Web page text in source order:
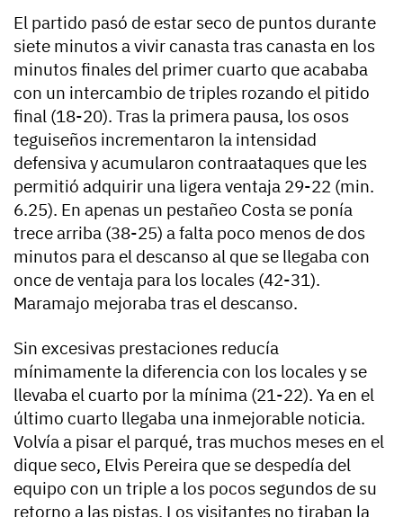
El partido pasó de estar seco de puntos durante
siete minutos a vivir canasta tras canasta en los
minutos finales del primer cuarto que acababa
con un intercambio de triples rozando el pitido
final (18-20). Tras la primera pausa, los osos
teguiseños incrementaron la intensidad
defensiva y acumularon contraataques que les
permitió adquirir una ligera ventaja 29-22 (min.
6.25). En apenas un pestañeo Costa se ponía
trece arriba (38-25) a falta poco menos de dos
minutos para el descanso al que se llegaba con
once de ventaja para los locales (42-31).
Maramajo mejoraba tras el descanso.
Sin excesivas prestaciones reducía
mínimamente la diferencia con los locales y se
llevaba el cuarto por la mínima (21-22). Ya en el
último cuarto llegaba una inmejorable noticia.
Volvía a pisar el parqué, tras muchos meses en el
dique seco, Elvis Pereira que se despedía del
equipo con un triple a los pocos segundos de su
retorno a las pistas. Los visitantes no tiraban la